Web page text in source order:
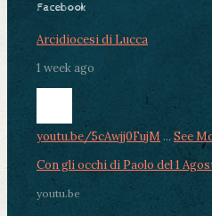
Facebook
Arcidiocesi di Lucca
1 week ago
youtu.be/5cAwjj0FujM ... See
Con gli occhi di Paolo del 1
youtu.be